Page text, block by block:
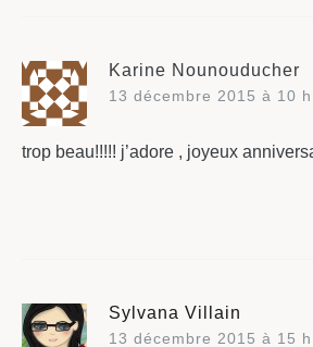
Karine Nounouducher
13 décembre 2015 à 10
trop beau!!!!! j’adore , joyeux
Sylvana Villain
13 décembre 2015 à 15